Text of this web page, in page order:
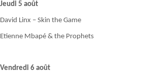
Jeudi 5 août
David Linx – Skin the Game
Etienne Mbapé & the Prophets
Vendredi 6 août